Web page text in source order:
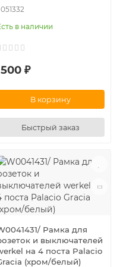
в наличии
₽
В корзину
Быстрый заказ
Рамка для
и выключателей
на 4 поста Palacio
(хром/белый)